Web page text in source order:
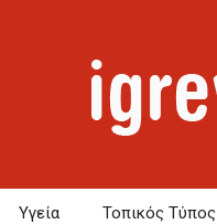
Υγεία Τοπικός Τύπος